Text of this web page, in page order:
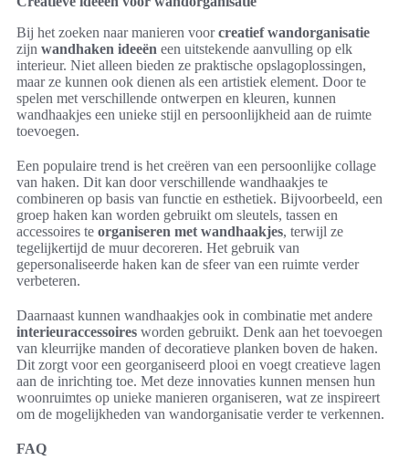
Bij het zoeken naar manieren voorcreatief wandorganisatie
zijn wandhaken ideeën een uitstekende aanvulling op elk
interieur. Niet alleen bieden ze praktische opslagoplossingen,
maar ze kunnen ook dienen als een artistiek element. Door te
spelen met verschillende ontwerpen en kleuren, kunnen
wandhaakjes een unieke stijl en persoonlijkheid aan de ruimte
toevoegen.
Een populaire trend is het creëren van een persoonlijke collage
van haken. Dit kan door verschillende wandhaakjes te
combineren op basis van functie en esthetiek. Bijvoorbeeld, een
groep haken kan worden gebruikt om sleutels, tassen en
accessoires te organiseren met wandhaakjes, terwijl ze
tegelijkertijd de muur decoreren. Het gebruik van
gepersonaliseerde haken kan de sfeer van een ruimte verder
verbeteren.
Daarnaast kunnen wandhaakjes ook in combinatie met andere
interieuraccessoires worden gebruikt. Denk aan het toevoegen
van kleurrijke manden of decoratieve planken boven de haken.
Dit zorgt voor een georganiseerd plooi en voegt creatieve lagen
aan de inrichting toe. Met deze innovaties kunnen mensen hun
woonruimtes op unieke manieren organiseren, wat ze inspireert
om de mogelijkheden van wandorganisatie verder te verkennen.
FAQ